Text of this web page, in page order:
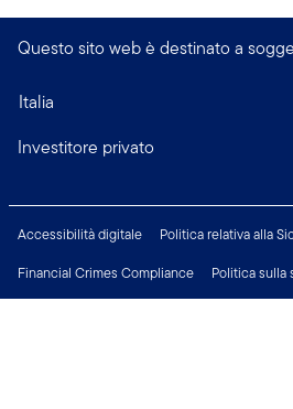
Questo sito web è destinato a
Italia
Investitore privato
Accessibilità digitale
Politica relativa alla
Financial Crimes Compliance
Politica sulla